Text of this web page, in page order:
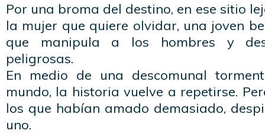
Por una broma del destino, en ese sitio
la mujer que quiere olvidar, una joven
que manipula a los hombres y
peligrosas.
En medio de una descomunal
mundo, la historia vuelve a repetirse.
los que habían amado demasiado,
uno.